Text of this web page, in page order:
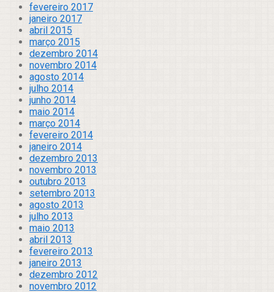
fevereiro 2017
janeiro 2017
abril 2015
março 2015
dezembro 2014
novembro 2014
agosto 2014
julho 2014
junho 2014
maio 2014
março 2014
fevereiro 2014
janeiro 2014
dezembro 2013
novembro 2013
outubro 2013
setembro 2013
agosto 2013
julho 2013
maio 2013
abril 2013
fevereiro 2013
janeiro 2013
dezembro 2012
novembro 2012